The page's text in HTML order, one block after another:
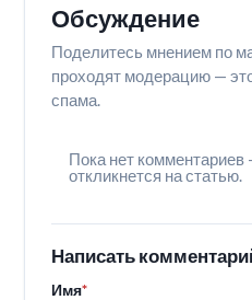
Обсуждение
Поделитесь мнением по
проходят модерацию —
спама.
Пока нет
откликнется на статью.
Написать
Имя*